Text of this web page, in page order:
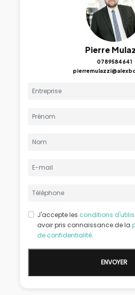
Pierre
0789584641
J'accepte les conditions
avoir pris connaissance de la
de confidentialité.